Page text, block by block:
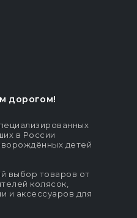
дорогом!
в России
детей
выбор товаров от
колясок,
и аксессуаров для